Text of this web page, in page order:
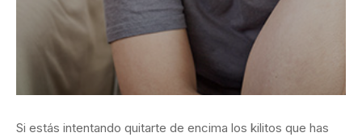
Si estás intentando quitarte de encima los kilitos que has